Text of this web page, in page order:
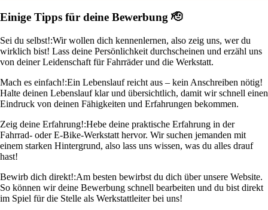
Einige Tipps für deine Bewerbung 🫡
Sei du selbst!:Wir wollen dich kennenlernen, also zeig uns, wer du
wirklich bist! Lass deine Persönlichkeit durchscheinen und erzähl uns
von deiner Leidenschaft für Fahrräder und die Werkstatt.
Mach es einfach!:Ein Lebenslauf reicht aus – kein Anschreiben nötig!
Halte deinen Lebenslauf klar und übersichtlich, damit wir schnell einen
Eindruck von deinen Fähigkeiten und Erfahrungen bekommen.
Zeig deine Erfahrung!:Hebe deine praktische Erfahrung in der
Fahrrad- oder E-Bike-Werkstatt hervor. Wir suchen jemanden mit
einem starken Hintergrund, also lass uns wissen, was du alles drauf
hast!
Bewirb dich direkt!:Am besten bewirbst du dich über unsere Website.
So können wir deine Bewerbung schnell bearbeiten und du bist direkt
im Spiel für die Stelle als Werkstattleiter bei uns!